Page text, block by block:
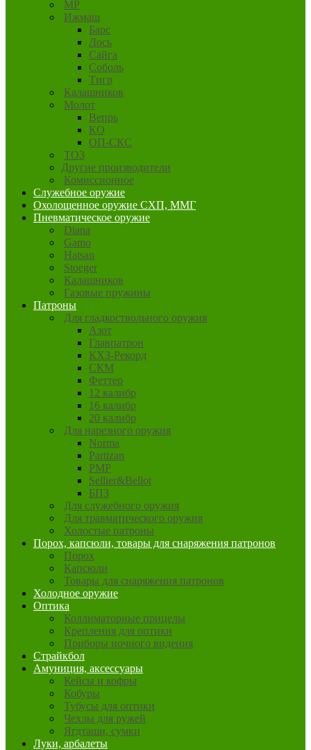
MP
Ижмаш
Барс
Лось
Сайга
Соболь
Тигр
Калашников
Молот
Вепрь
КО
ОП-СКС
ТОЗ
Другие производители
Комиссионное
Служебное оружие
Охолощенное оружие СХП, ММГ
Пневматическое оружие
Diana
Gamo
Hatsan
Stoeger
Калашников
Газовые пружины
Патроны
Для гладкоствольного оружия
Азот
Главпатрон
КХЗ-Рекорд
СКМ
Феттер
12 калибр
16 калибр
20 калибр
Для нарезного оружия
Norma
Partizan
PMP
Sellier&Bellot
БПЗ
Для служебного оружия
Для травматического оружия
Холостые патроны
Порох, капсюли, товары для снаряжения патронов
Порох
Капсюли
Товары для снаряжения патронов
Холодное оружие
Оптика
Коллиматорные прицелы
Крепления для оптики
Приборы ночного видения
Страйкбол
Амуниция, аксессуары
Кейсы и кофры
Кобуры
Тубусы для оптики
Чехлы для ружей
Ягдташи, сумки
Луки, арбалеты